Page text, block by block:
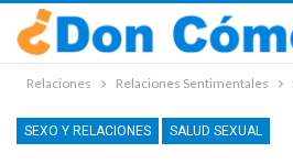
Relaciones Relaciones Sentimentales
SEXO Y RELACIONES SALUD SEXUAL